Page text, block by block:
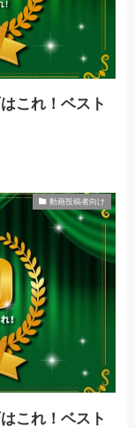
これ！ベスト
動画投稿者向け
これ！ベスト